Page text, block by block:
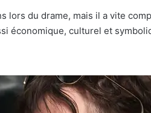
lors du drame, mais il a vite
économique, culturel et